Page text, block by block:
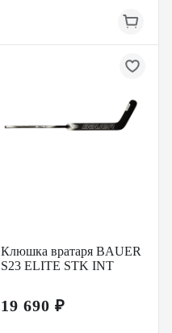
Клюшка вратаря BAUER
S23 ELITE STK INT
19 690 ₽